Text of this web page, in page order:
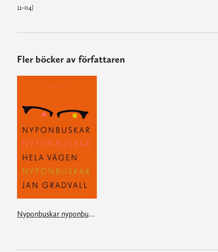
11-04)
Fler böcker av författaren
Nyponbuskar nyponbuskar hela vägen nyponbuskar